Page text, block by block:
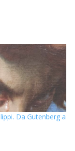
Da Gutenberg a